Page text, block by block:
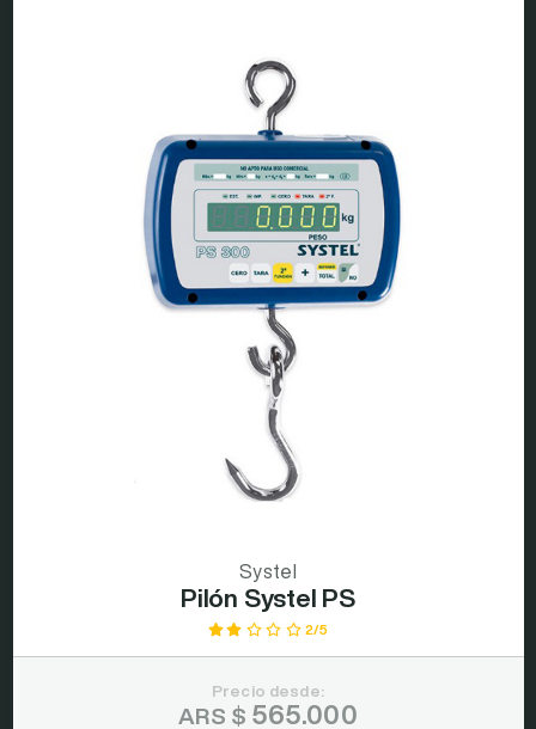
Systel
Pilón Systel PS
2/5
Precio desde:
ARS $ 565.000